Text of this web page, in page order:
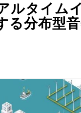
ルタイム
る分布型